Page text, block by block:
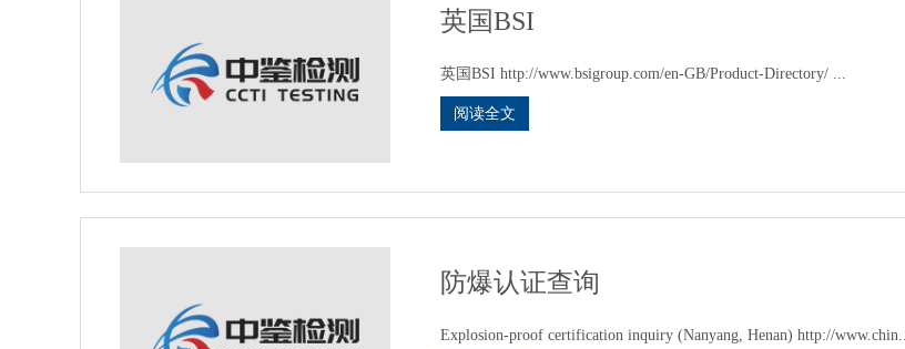
英国BSI
英国BSI http://www.bsigroup.com/en-GB/Product-Directory/ ...
阅读全文
防爆认证查询
Explosion-proof certification inquiry (Nanyang, Henan) http://www.chin...